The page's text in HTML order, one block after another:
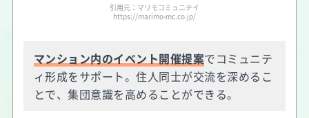
引用元：マリモコミュニテイ
https://marimo-mc.co.jp/
マンション内のイベント開催提案でコミュニテ
ィ形成をサポート。住人同士が交流を深めるこ
とで、集団意識を高めることができる。